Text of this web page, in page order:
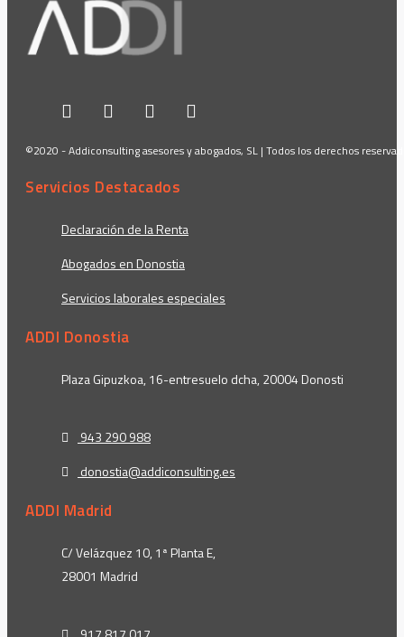
©2020 - Addiconsulting asesores y abogados, SL | Todos los derechos
Servicios Destacados
Declaración de la Renta
Abogados en Donostia
Servicios laborales especiales
ADDI Donostia
Plaza Gipuzkoa, 16-entresuelo dcha, 20004 Donosti
943 290 988
donostia@addiconsulting.es
ADDI Madrid
C/ Velázquez 10, 1ª Planta E,
28001 Madrid